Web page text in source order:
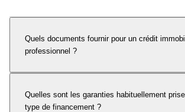
Quels documents fournir pour un crédit
professionnel ?
Quelles sont les garanties habituellement
type de financement ?